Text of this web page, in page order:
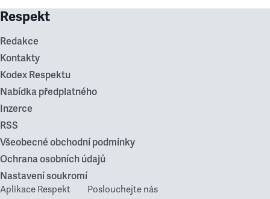
Respekt
Redakce
Kontakty
Kodex Respektu
Nabídka předplatného
Inzerce
RSS
Všeobecné obchodní podmínky
Ochrana osobních údajů
Nastavení soukromí
Aplikace Respekt Poslouchejte nás